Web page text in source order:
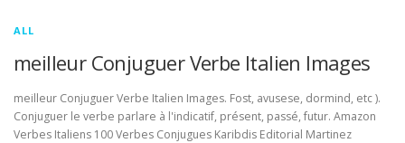
ALL
meilleur Conjuguer Verbe Italien Images
meilleur Conjuguer Verbe Italien Images. Fost, avusese, dormind, etc ).
Conjuguer le verbe parlare à l'indicatif, présent, passé, futur. Amazon
Verbes Italiens 100 Verbes Conjugues Karibdis Editorial Martinez